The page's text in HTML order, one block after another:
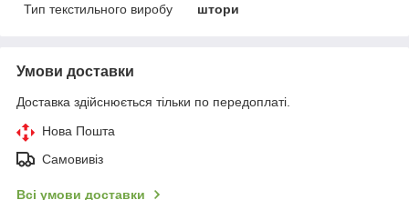
Тип текстильного виробу
штори
Умови доставки
Доставка здійснюється тільки по передоплаті.
Нова Пошта
Самовивіз
Всі умови доставки